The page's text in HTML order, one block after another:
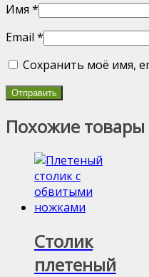
Имя *
Email *
Сохранить моё имя,
Похожие товары
Столик
плетеный